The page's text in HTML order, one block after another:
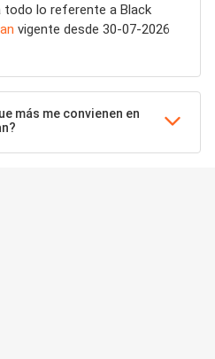
todo lo referente a Black
vigente desde 30-07-2026
más me convienen en